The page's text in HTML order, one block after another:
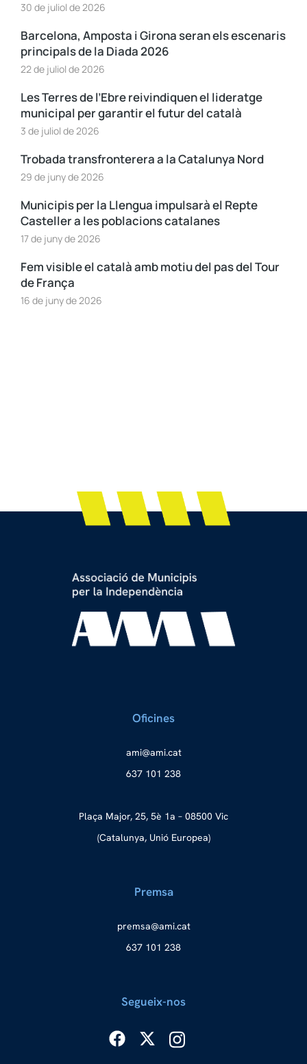
30 de juliol de 2026
Barcelona, Amposta i Girona seran els escenaris
principals de la Diada 2026
22 de juliol de 2026
Les Terres de l’Ebre reivindiquen el lideratge
municipal per garantir el futur del català
3 de juliol de 2026
Trobada transfronterera a la Catalunya Nord
29 de juny de 2026
Municipis per la Llengua impulsarà el Repte
Casteller a les poblacions catalanes
17 de juny de 2026
Fem visible el català amb motiu del pas del Tour
de França
16 de juny de 2026
Oficines
tac.i
ma@im
a
637 101 238
Plaça Major, 25, 5è 1a – 08500 Vic
(Catalunya, Unió Europea)
Premsa
tac.i
ma@as
merp
637 101 238
Segueix-nos